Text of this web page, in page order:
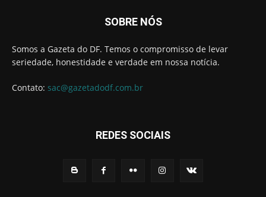
SOBRE NÓS
Somos a Gazeta do DF. Temos o compromisso de levar
seriedade, honestidade e verdade em nossa notícia.
Contato: sac@gazetadodf.com.br
REDES SOCIAIS